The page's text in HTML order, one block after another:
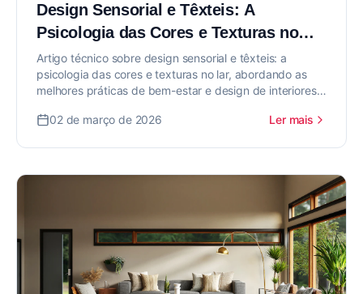
Design Sensorial e Têxteis: A
Psicologia das Cores e Texturas no
Lar
Artigo técnico sobre design sensorial e têxteis: a
psicologia das cores e texturas no lar, abordando as
melhores práticas de bem-estar e design de interiores
02 de março de 2026
Ler mais